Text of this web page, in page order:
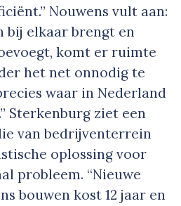
Nouwens vult aan:
bij elkaar brengt en
komt er ruimte
het net onnodig te
waar in Nederland
Sterkenburg ziet een
van bedrijventerrein
oplossing voor
probleem. “Nieuwe
bouwen kost 12 jaar en